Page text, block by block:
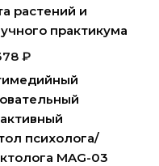
растений и
практикума
₽
психолога/
MAG-03